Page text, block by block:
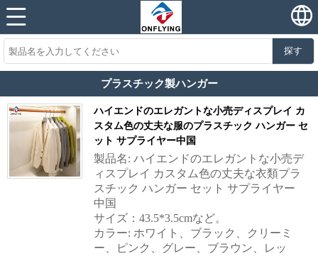
探す
プラスチック製ハンガー
ハイエンドのエレガントな小売ディスプレイ カ
スタム色の丈夫な服のプラスチック ハンガー セ
ット サプライヤー中国
製品名: ハイエンドのエレガントな小売デ
ィスプレイ カスタム色の丈夫な衣類プラ
スチック ハンガー セット サプライヤー
中国
サイズ：43.5*3.5cmなど。
カラー: ホワイト、ブラック、クリーミ
ー、ピンク、グレー、ブラウン、レッ